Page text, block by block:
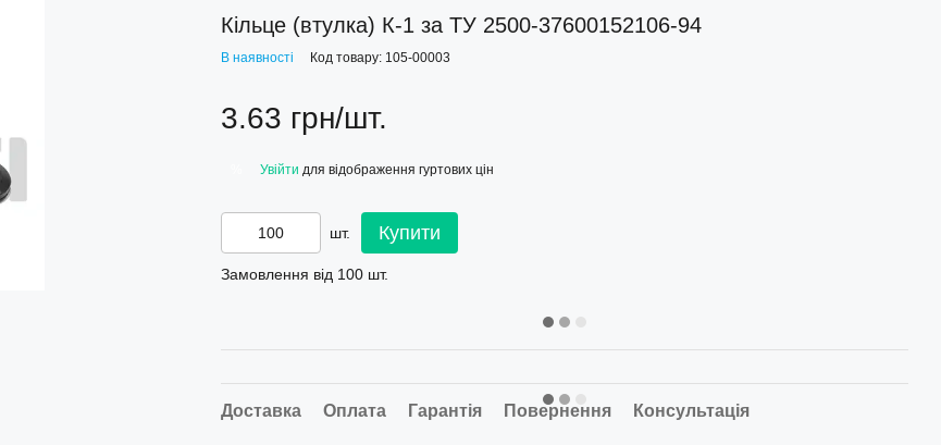
Кільце (втулка) К-1 за ТУ 2500-37600152106-94
В наявності Код товару: 105-00003
3.63 грн/шт.
Увійти для відображення гуртових цін
шт. Купити
Замовлення від 100 шт.
Доставка Оплата Гарантія Повернення Консультація